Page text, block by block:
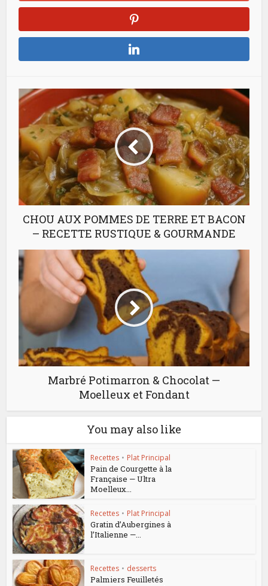
CHOU AUX POMMES DE TERRE ET BACON
– RECETTE RUSTIQUE & GOURMANDE
Marbré Potimarron & Chocolat —
Moelleux et Fondant
You may also like
Recettes • Plat Principal
Pain de Courgette à la
Française — Ultra
Moelleux...
Recettes • Plat Principal
Gratin d’Aubergines à
l’Italienne —...
Recettes • desserts
Palmiers Feuilletés